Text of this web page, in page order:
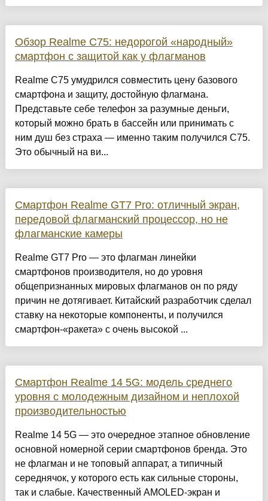
Обзор Realme C75: недорогой «народный»
смартфон с защитой как у флагманов
Realme C75 умудрился совместить цену базового
смартфона и защиту, достойную флагмана.
Представьте себе телефон за разумные деньги,
который можно брать в бассейн или принимать с
ним душ без страха — именно таким получился C75.
Это обычный на ви...
Смартфон Realme GT7 Pro: отличный экран,
передовой флагманский процессор, но не
флагманские камеры
Realme GT7 Pro — это флагман линейки
смартфонов производителя, но до уровня
общепризнанных мировых флагманов он по ряду
причин не дотягивает. Китайский разработчик сделал
ставку на некоторые компоненты, и получился
смартфон-«ракета» с очень высокой ...
Смартфон Realme 14 5G: модель среднего
уровня с молодежным дизайном и неплохой
производительностью
Realme 14 5G — это очередное этапное обновление
основной номерной серии смартфонов бренда. Это
не флагман и не топовый аппарат, а типичный
середнячок, у которого есть как сильные стороны,
так и слабые. Качественный AMOLED-экран и